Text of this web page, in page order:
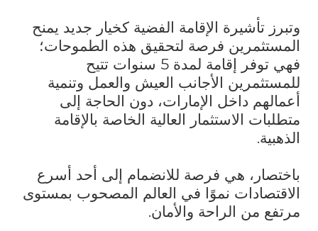
وتبرز تأشيرة الإقامة الفضية كخيار جديد يمنح
المستثمرين فرصة لتحقيق هذه الطموحات؛
فهي توفر إقامة لمدة 5 سنوات تتيح
للمستثمرين الأجانب العيش والعمل وتنمية
أعمالهم داخل الإمارات، دون الحاجة إلى
متطلبات الاستثمار العالية الخاصة بالإقامة
الذهبية.
باختصار، هي فرصة للانضمام إلى أحد أسرع
الاقتصادات نموًا في العالم المصحوب بمستوى
مرتفع من الراحة والأمان.